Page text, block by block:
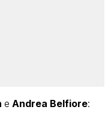
e Andrea Belfiore: